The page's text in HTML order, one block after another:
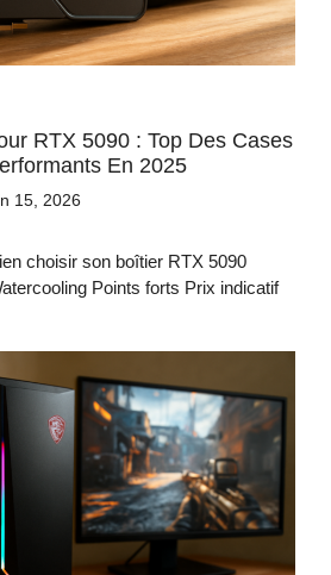
RTX 5090 : Top Des Cases
En 2025
15, 2026
choisir son boîtier RTX 5090
Points forts Prix indicatif